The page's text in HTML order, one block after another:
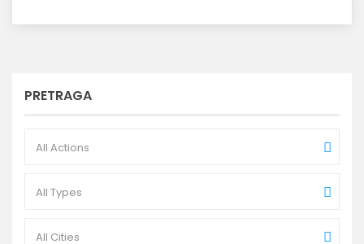
PRETRAGA
All Actions
All Types
All Cities